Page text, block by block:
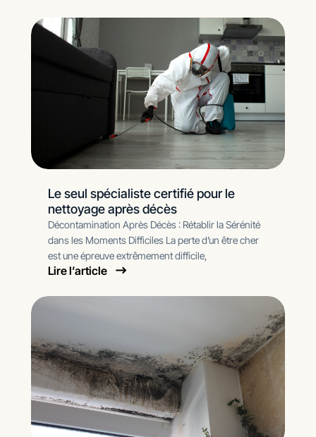
Le seul spécialiste certifié pour le
nettoyage après décès
Décontamination Après Décès : Rétablir la Sérénité
dans les Moments Difficiles La perte d’un être cher
est une épreuve extrêmement difficile,
Lire l’article